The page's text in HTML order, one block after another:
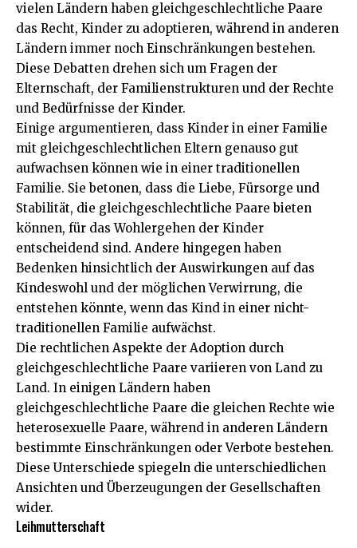
vielen Ländern haben gleichgeschlechtliche Paare
das Recht, Kinder zu adoptieren, während in anderen
Ländern immer noch Einschränkungen bestehen.
Diese Debatten drehen sich um Fragen der
Elternschaft, der Familienstrukturen und der Rechte
und Bedürfnisse der Kinder.
Einige argumentieren, dass Kinder in einer Familie
mit gleichgeschlechtlichen Eltern genauso gut
aufwachsen können wie in einer traditionellen
Familie. Sie betonen, dass die Liebe, Fürsorge und
Stabilität, die gleichgeschlechtliche Paare bieten
können, für das Wohlergehen der Kinder
entscheidend sind. Andere hingegen haben
Bedenken hinsichtlich der Auswirkungen auf das
Kindeswohl und der möglichen Verwirrung, die
entstehen könnte, wenn das Kind in einer nicht-
traditionellen Familie aufwächst.
Die rechtlichen Aspekte der Adoption durch
gleichgeschlechtliche Paare variieren von Land zu
Land. In einigen Ländern haben
gleichgeschlechtliche Paare die gleichen Rechte wie
heterosexuelle Paare, während in anderen Ländern
bestimmte Einschränkungen oder Verbote bestehen.
Diese Unterschiede spiegeln die unterschiedlichen
Ansichten und Überzeugungen der Gesellschaften
wider.
Leihmutterschaft